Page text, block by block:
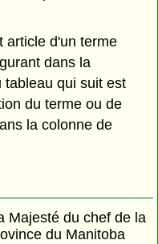
article d'un terme
dans la
tableau qui suit est
du terme ou de
la colonne de
Majesté du chef de la
du Manitoba